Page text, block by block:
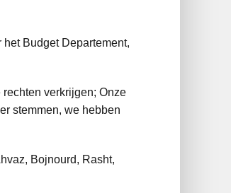
Budget Departement,
verkrijgen; Onze
stemmen, we hebben
Bojnourd, Rasht,